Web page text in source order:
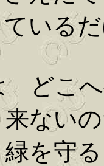
いる
どこ
ない
を守る